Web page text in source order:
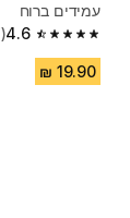
עמידים ברוח
4.6
4.6 out of 5 stars from 467 reviews
(467)